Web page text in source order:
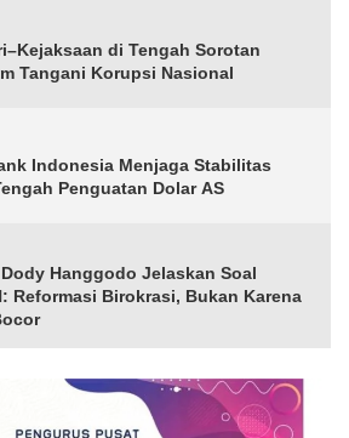
di Tengah Sorotan
Tangani Korupsi Nasional
Indonesia Menjaga Stabilitas
Penguatan Dolar AS
Hanggodo Jelaskan Soal
Reformasi Birokrasi, Bukan Karena